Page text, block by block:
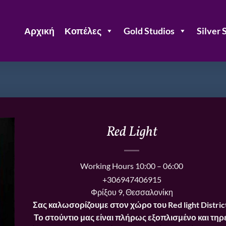
Αρχική Κοπέλες Gold Studios Silver
Red Light
Working Hours 10:00 – 06:00
+306947406915
Φρίξου 9, Θεσσαλονίκη
Σας καλωσορίζουμε στον χώρο του Red light
Το στούντιο μας είναι πλήρως εξοπλισμένο και